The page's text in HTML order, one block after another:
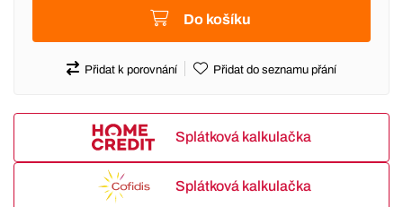
Do košíku
Přidat k porovnání Přidat do seznamu přání
Splátková kalkulačka
Splátková kalkulačka